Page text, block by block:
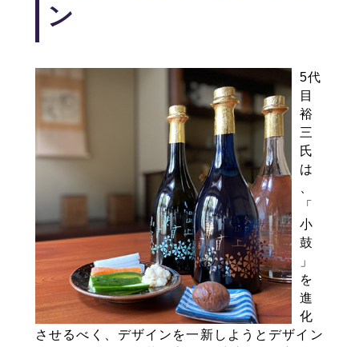
ン
5代
目
裕
三
氏
は
「
小
鼓
」
を
進
化
させるべく、デザインを一新しようとデザイン